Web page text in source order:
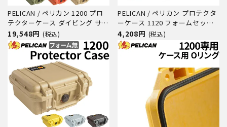
PELICAN / ペリカン 1200 プロ
テクターケース ダイビング サー
フィン アウトドア キャンプ 釣
り カメラ 精密機器 防水 防塵 耐
衝撃
19,548円 (税込)
PELICAN / ペリカン プロテクタ
ーケース 1120 フォームセット
ダイビング サーフィン アウトド
ア キャンプ 釣り カメラ 精密機
器 防水 防塵 耐衝撃
4,208円 (税込)